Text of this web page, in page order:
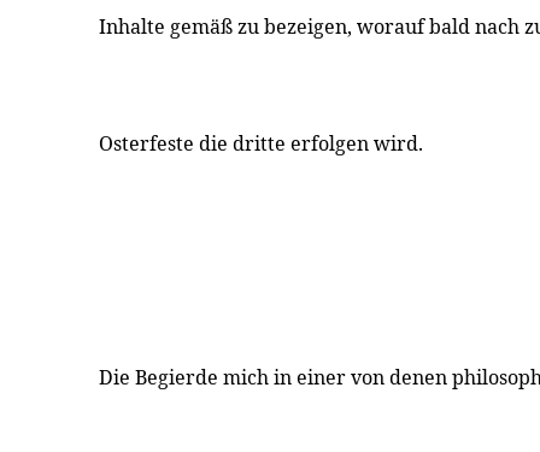
Inhalte gemäß zu bezeigen, worauf bald nach
Osterfeste die dritte erfolgen wird.
Die Begierde mich in einer von denen